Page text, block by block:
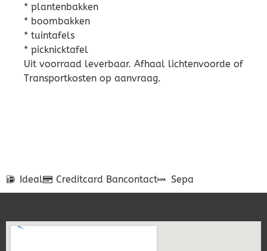
* plantenbakken
* boombakken
* tuintafels
* picknicktafel
Uit voorraad leverbaar. Afhaal lichtenvoorde of
Transportkosten op aanvraag.
Ideal Creditcard Bancontact Sepa